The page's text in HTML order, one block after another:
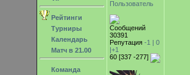
Рейтинги
Турниры
Календарь
Матч в 21.00
Команда
Пользователь
Сообщений
30391
Репутация -1 | 0
|+1
60 [337 -277]